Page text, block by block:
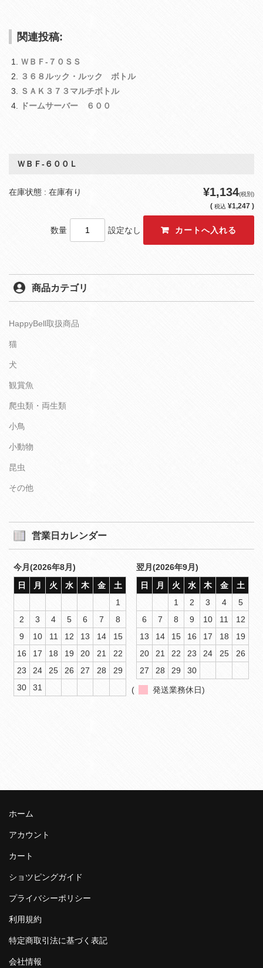
関連投稿:
ＷＢＦ‐７０ＳＳ
３６８ルック・ルック ボトル
ＳＡＫ３７３マルチボトル
ドームサーバー ６００
ＷＢＦ‐６００Ｌ
在庫状態 : 在庫有り ¥1,134(税別)
( 税込 ¥1,247 )
数量 設定なし
商品カテゴリ
HappyBell取扱商品
猫
犬
観賞魚
爬虫類・両生類
小鳥
小動物
昆虫
その他
営業日カレンダー
今月(2026年8月)
日
月 火 水 木 金
土
1
2
3 4 5 6 7
8
9
10 11 12 13 14
15
16
17 18 19 20 21
22
23
24 25 26 27 28
29
30
31
翌月(2026年9月)
日
月 火 水 木 金
土
1
2 3 4
5
6
7 8 9 10 11
12
13
14 15 16 17 18
19
20
21 22 23 24 25
26
27
28 29 30
( 発送業務休日)
ホーム
アカウント
カート
ショツピングガイド
プライバシーポリシー
利用規約
特定商取引法に基づく表記
会社情報